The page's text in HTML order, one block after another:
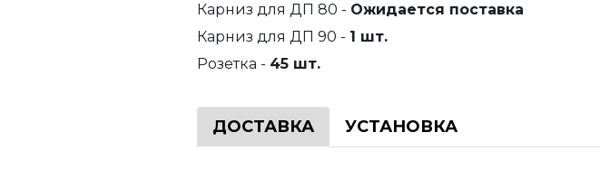
Карниз для ДП 80 - Ожидается поставка
Карниз для ДП 90 - 1 шт.
Розетка - 45 шт.
ДОСТАВКА УСТАНОВКА